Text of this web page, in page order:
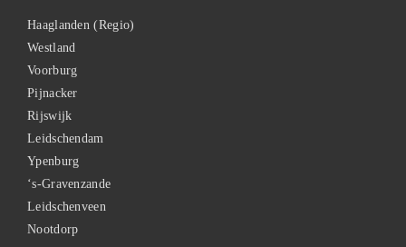
Haaglanden (Regio)
Westland
Voorburg
Pijnacker
Rijswijk
Leidschendam
Ypenburg
‘s-Gravenzande
Leidschenveen
Nootdorp